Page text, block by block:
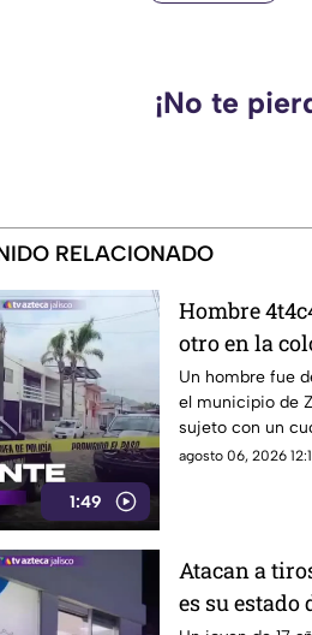
¡No te
RELACIONADO
1:49
Hombre
otro en la
motivo?
Un hombre fue
el municipio de
sujeto con un
agosto 06, 2026
Atacan a
es su estado